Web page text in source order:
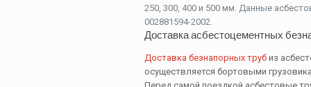
250, 300, 400 и 500 мм. Данные
002881594-2002.
Доставка асбестоцементных
Доставка безнапорных трубиз
осуществляется бортовыми